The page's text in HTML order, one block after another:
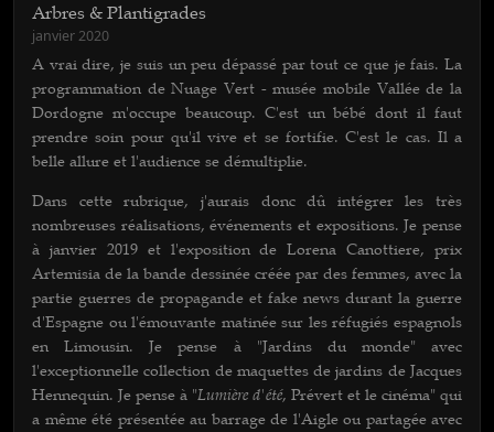
Arbres & Plantigrades
janvier 2020
A vrai dire, je suis un peu dépassé par tout ce que je fais. La
programmation de Nuage Vert - musée mobile Vallée de la
Dordogne m'occupe beaucoup. C'est un bébé dont il faut
prendre soin pour qu'il vive et se fortifie. C'est le cas. Il a
belle allure et l'audience se démultiplie.
Dans cette rubrique, j'aurais donc dû intégrer les très
nombreuses réalisations, événements et expositions. Je pense
à janvier 2019 et l'exposition de Lorena Canottiere, prix
Artemisia de la bande dessinée créée par des femmes, avec la
partie guerres de propagande et fake news durant la guerre
d'Espagne ou l'émouvante matinée sur les réfugiés espagnols
en Limousin. Je pense à "Jardins du monde" avec
l'exceptionnelle collection de maquettes de jardins de Jacques
Hennequin. Je pense à "Lumière d'été, Prévert et le cinéma" qui
a même été présentée au barrage de l'Aigle ou partagée avec